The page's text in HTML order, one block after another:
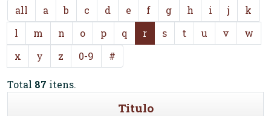
all a b c d e f g h i j
k
l
m n o p q r s t u v
w
x
y z 0-9 #
Total 87 itens.
Titulo